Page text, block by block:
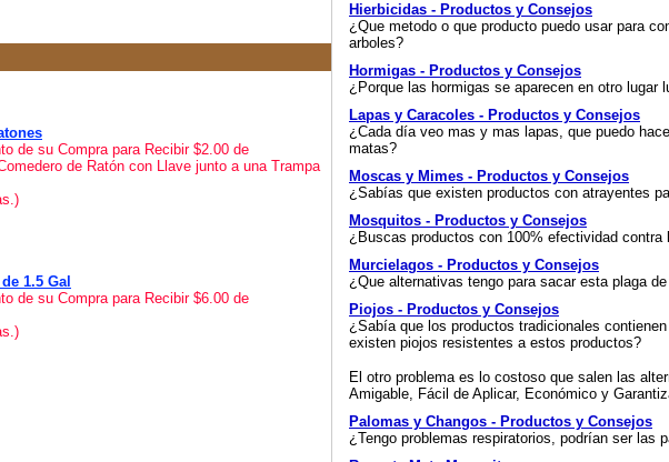
de su Compra para Recibir $2.00 de
de Ratón con Llave junto a una Trampa
1.5 Gal
de su Compra para Recibir $6.00 de
Hierbicidas - Productos y Consejos
¿Que metodo o que producto puedo usar para
arboles?
Hormigas - Productos y Consejos
¿Porque las hormigas se aparecen en otro lugar
Lapas y Caracoles - Productos y Consejos
¿Cada día veo mas y mas lapas, que puedo
matas?
Moscas y Mimes - Productos y Consejos
¿Sabías que existen productos con atrayentes
Mosquitos - Productos y Consejos
¿Buscas productos con 100% efectividad contra
Murcielagos - Productos y Consejos
¿Que alternativas tengo para sacar esta plaga
Piojos - Productos y Consejos
¿Sabía que los productos tradicionales
existen piojos resistentes a estos productos?
El otro problema es lo costoso que salen las
Amigable, Fácil de Aplicar, Económico y
Palomas y Changos - Productos y Consejos
¿Tengo problemas respiratorios, podrían ser las